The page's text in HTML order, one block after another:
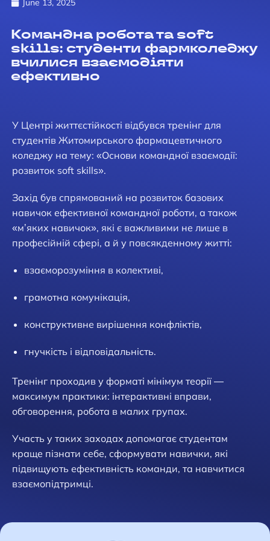
June 13, 2025
Командна робота та soft
skills: студенти фармколеджу
вчилися взаємодіяти
ефективно
У Центрі життєстійкості відбувся тренінг для
студентів Житомирського фармацевтичного
коледжу на тему: «Основи командної взаємодії:
розвиток soft skills».
Захід був спрямований на розвиток базових
навичок ефективної командної роботи, а також
«мʼяких навичок», які є важливими не лише в
професійній сфері, а й у повсякденному житті:
взаєморозуміння в колективі,
грамотна комунікація,
конструктивне вирішення конфліктів,
гнучкість і відповідальність.
Тренінг проходив у форматі мінімум теорії —
максимум практики: інтерактивні вправи,
обговорення, робота в малих групах.
Участь у таких заходах допомагає студентам
краще пізнати себе, сформувати навички, які
підвищують ефективність команди, та навчитися
взаємопідтримці.